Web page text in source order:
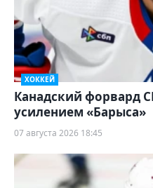
ХОККЕЙ
Канадский форвард
усилением «Барыса»
07 августа 2026 18:45